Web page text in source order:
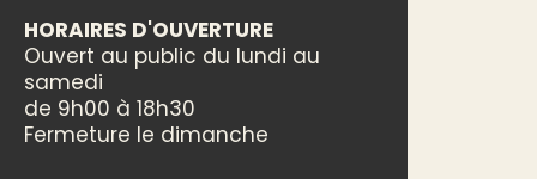
HORAIRES D'OUVERTURE
Ouvert au public du lundi au
samedi
de 9h00 à 18h30
Fermeture le dimanche